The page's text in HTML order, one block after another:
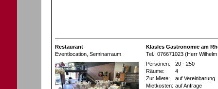
Restaurant
Eventlocation , Seminarraum
Kläsles Gastronomie am
Tel.: 076671023 (Herr
Personen:
20 - 250
Räume:
4
Zur Miete:
auf Vereinbarung
Mietkosten: auf Anfrage